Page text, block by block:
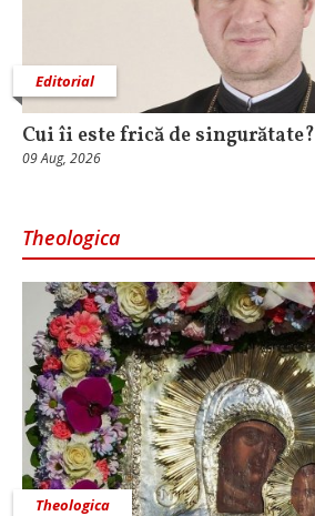
Editorial
Cui îi este frică de singurătate?
09 Aug, 2026
Theologica
Theologica